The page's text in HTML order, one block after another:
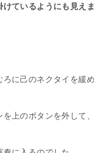
ているようにも見えま
に己のネクタイを緩め
上のボタンを外して、